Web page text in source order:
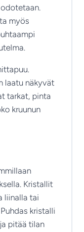
myös
laatu näkyvät
tarkat, pinta
kruunun
Kristallit
liinalla tai
kristalli
pitää tilan